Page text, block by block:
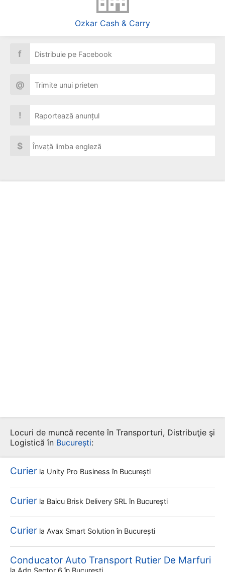
Ozkar Cash & Carry
f Distribuie pe Facebook
@ Trimite unui prieten
! Raportează anunțul
$ Învață limba engleză
Locuri de muncă recente în Transporturi, Distribuţie şi
Logistică în București:
Curier la Unity Pro Business în București
Curier la Baicu Brisk Delivery SRL în București
Curier la Avax Smart Solution în București
Conducator Auto Transport Rutier De Marfuri
la Adp Sector 6 în București